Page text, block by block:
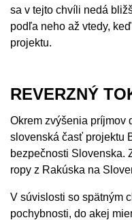
sa v tejto chvíli nedá
podľa neho až vtedy,
projektu.
REVERZNÝ
Okrem zvýšenia príjmov
slovenská časť projektu
bezpečnosti Slovenska.
ropy z Rakúska na
V súvislosti so spätným
pochybnosti, do akej